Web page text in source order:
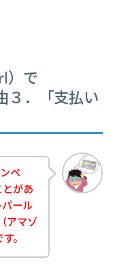
）で
３．「支払い
ペ
があ
ール
アマゾ
。